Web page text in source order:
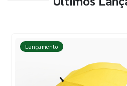
Lançamento